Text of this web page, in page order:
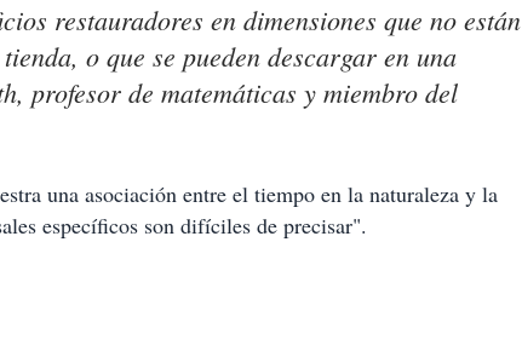
restauradores en dimensiones que no están
o que se pueden descargar en una
profesor de matemáticas y miembro del
una asociación entre el tiempo en la naturaleza y la
específicos son difíciles de precisar".